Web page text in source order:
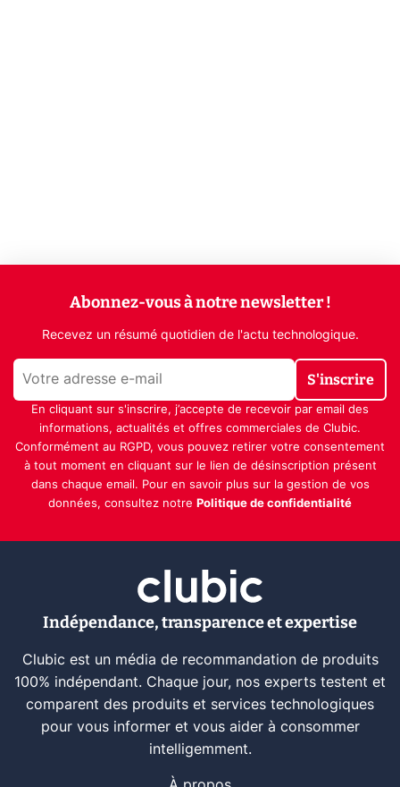
Abonnez-vous à notre newsletter !
Recevez un résumé quotidien de l'actu technologique.
S'inscrire
En cliquant sur s'inscrire, j’accepte de recevoir par email des
informations, actualités et offres commerciales de Clubic.
Conformément au RGPD, vous pouvez retirer votre consentement
à tout moment en cliquant sur le lien de désinscription présent
dans chaque email. Pour en savoir plus sur la gestion de vos
données, consultez notre Politique de confidentialité
Indépendance, transparence et expertise
Clubic est un média de recommandation de produits
100% indépendant. Chaque jour, nos experts testent et
comparent des produits et services technologiques
pour vous informer et vous aider à consommer
intelligemment.